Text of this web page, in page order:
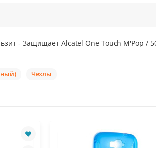
- Защищает Alcatel One Touch M'Pop /
Чехлы